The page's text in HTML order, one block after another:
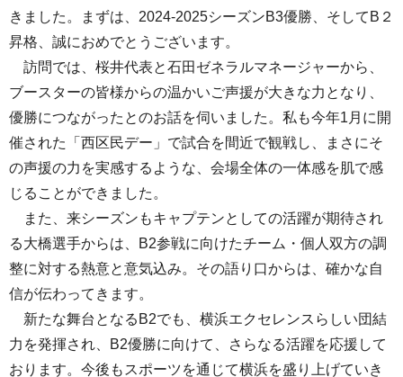
きました。まずは、2024-2025シーズンB3優勝、そしてB２
昇格、誠におめでとうございます。
訪問では、桜井代表と石田ゼネラルマネージャーから、
ブースターの皆様からの温かいご声援が大きな力となり、
優勝につながったとのお話を伺いました。私も今年1月に開
催された「西区民デー」で試合を間近で観戦し、まさにそ
の声援の力を実感するような、会場全体の一体感を肌で感
じることができました。
また、来シーズンもキャプテンとしての活躍が期待され
る大橋選手からは、B2参戦に向けたチーム・個人双方の調
整に対する熱意と意気込み。その語り口からは、確かな自
信が伝わってきます。
新たな舞台となるB2でも、横浜エクセレンスらしい団結
力を発揮され、B2優勝に向けて、さらなる活躍を応援して
おります。今後もスポーツを通じて横浜を盛り上げていき